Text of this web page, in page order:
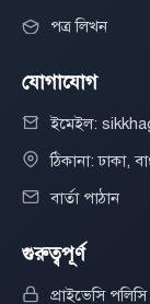
পত্র লিখন
যোগাযোগ
ইমেইল:
ঠিকানা: ঢাকা,
বার্তা পাঠান
গুরুত্বপূর্ণ
প্রাইভেসি পলিসি